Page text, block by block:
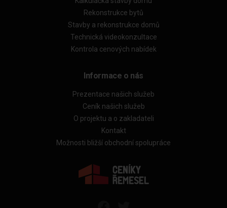
Rekonstrukce bytů
Stavby a rekonstrukce domů
Technická videokonzultace
Kontrola cenových nabídek
Informace o nás
Prezentace našich služeb
Ceník našich služeb
O projektu a o zakladateli
Kontakt
Možnosti bližší obchodní spolupráce